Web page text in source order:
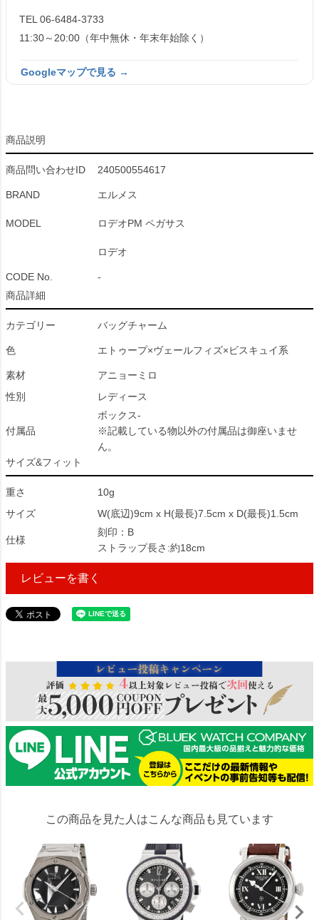
TEL 06-6484-3733
11:30～20:00（年中無休・年末年始除く）
Googleマップで見る →
商品説明
商品問い合わせID 240500554617
BRAND エルメス
MODEL ロデオPM ペガサス
ロデオ
CODE No.
-
商品詳細
カテゴリー バッグチャーム
色 エトゥープ×ヴェールフィズ×ビスキュイ系
素材
アニョーミロ
性別
レディース
付属品
ボックス-
※記載している物以外の付属品は御座いませ
ん。
サイズ&フィット
重さ
10g
サイズ
W(底辺)9cm x H(最長)7.5cm x D(最長)1.5cm
仕様
刻印：B
ストラップ長さ:約18cm
レビューを書く
この商品を見た人はこんな商品も見ています